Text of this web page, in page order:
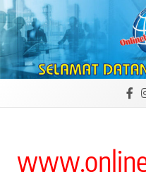
Skip
to
content